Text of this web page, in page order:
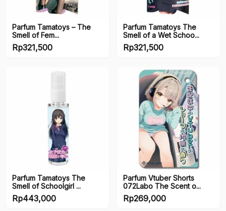
Parfum Tamatoys – The
Smell of Fem...
Rp321,500
Parfum Tamatoys The
Smell of a Wet Schoo...
Rp321,500
Parfum Tamatoys The
Smell of Schoolgirl ...
Rp443,000
Parfum Vtuber Shorts
072Labo The Scent o...
Rp269,000